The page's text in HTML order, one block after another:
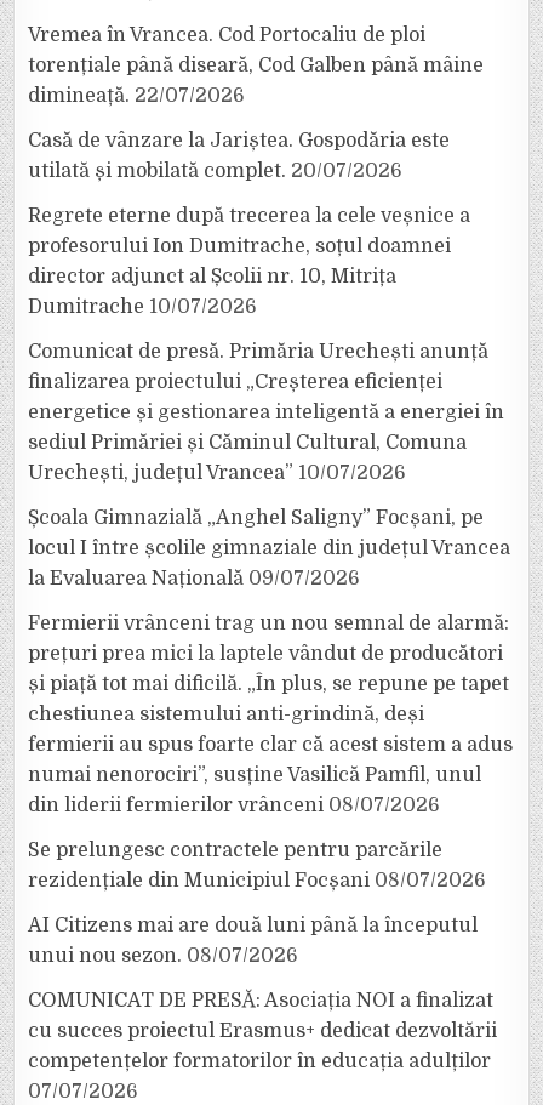
Vremea în Vrancea. Cod Portocaliu de ploi
torențiale până diseară, Cod Galben până mâine
dimineață. 22/07/2026
Casă de vânzare la Jariștea. Gospodăria este
utilată și mobilată complet. 20/07/2026
Regrete eterne după trecerea la cele veșnice a
profesorului Ion Dumitrache, soțul doamnei
director adjunct al Școlii nr. 10, Mitrița
Dumitrache 10/07/2026
Comunicat de presă. Primăria Urechești anunță
finalizarea proiectului „Creșterea eficienței
energetice și gestionarea inteligentă a energiei în
sediul Primăriei și Căminul Cultural, Comuna
Urechești, județul Vrancea” 10/07/2026
Școala Gimnazială „Anghel Saligny” Focșani, pe
locul I între școlile gimnaziale din județul Vrancea
la Evaluarea Națională 09/07/2026
Fermierii vrânceni trag un nou semnal de alarmă:
prețuri prea mici la laptele vândut de producători
și piață tot mai dificilă. „În plus, se repune pe tapet
chestiunea sistemului anti-grindină, deși
fermierii au spus foarte clar că acest sistem a adus
numai nenorociri”, susține Vasilică Pamfil, unul
din liderii fermierilor vrânceni 08/07/2026
Se prelungesc contractele pentru parcările
rezidențiale din Municipiul Focșani 08/07/2026
AI Citizens mai are două luni până la începutul
unui nou sezon. 08/07/2026
COMUNICAT DE PRESĂ: Asociația NOI a finalizat
cu succes proiectul Erasmus+ dedicat dezvoltării
competențelor formatorilor în educația adulților
07/07/2026